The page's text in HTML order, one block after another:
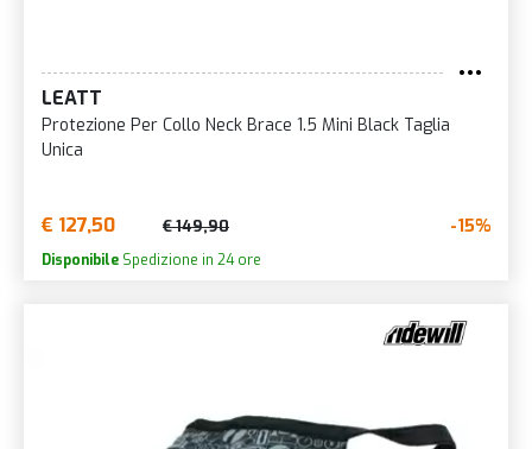
LEATT
Protezione Per Collo Neck Brace 1.5 Mini Black Taglia
Unica
€ 127,50 € 149,90 -15%
Disponibile Spedizione in 24 ore